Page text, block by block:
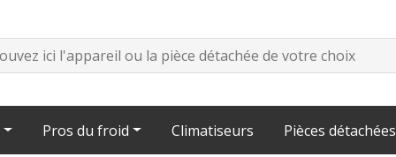
Pros du froid Climatiseurs Pièces détachées